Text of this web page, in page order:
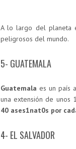
A lo largo del planeta
peligrosos del mundo.
5- GUATEMALA
Guatemala es un país
una extensión de unos
40 ases1nat0s por
4- EL SALVADOR